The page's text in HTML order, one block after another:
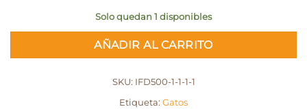
Solo quedan 1 disponibles
AÑADIR AL CARRITO
SKU: IFD500-1-1-1-1
Etiqueta: Gatos